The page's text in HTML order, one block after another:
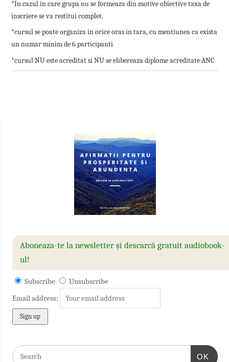
*In cazul in care grupa nu se formeaza din motive obiective taxa de
inscriere se va restitui complet.
*cursul se poate organiza in orice oras in tara, cu mentiunea ca exista
un numar minim de 6 participanti
*cursul NU este acreditat si NU se elibereaza diplome acreditate ANC
Aboneaza-te la newsletter și descarcă gratuit audiobook-
ul!
Subscribe
Unsubscribe
Email address:
OK